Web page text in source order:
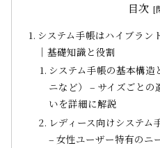
目次
システム手帳はハイブラン
｜基礎知識と役割
システム手帳の基本構造
ニなど） – サイズごと
いを詳細に解説
レディース向けシステ
– 女性ユーザー特有のニ